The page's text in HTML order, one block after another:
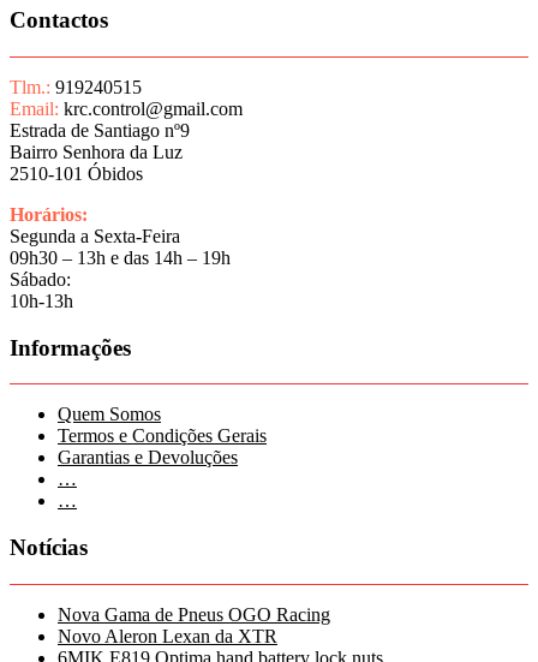
Contactos
Tlm.: 919240515
Email: krc.control@gmail.com
Estrada de Santiago nº9
Bairro Senhora da Luz
2510-101 Óbidos
Horários:
Segunda a Sexta-Feira
09h30 – 13h e das 14h – 19h
Sábado:
10h-13h
Informações
Quem Somos
Termos e Condições Gerais
Garantias e Devoluções
…
…
Notícias
Nova Gama de Pneus OGO Racing
Novo Aleron Lexan da XTR
6MIK E819 Optima hand battery lock nuts